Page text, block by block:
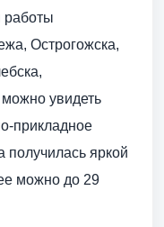
работы
Острогожска,
увидеть
прикладное
получилась яркой
можно до 29